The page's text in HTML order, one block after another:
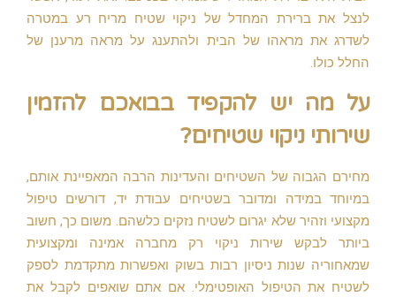
לנצל את ברירת המחדל של ניקוי שטיח מריח רע במטרה
לשדרג את מראהו של הבית ולהתענג על מראה מרענן של
החלל כולו.
על מה יש להקפיד בבואכם להזמין
שירותי ניקוי שטיחים?
מחירם הגבוה של השטיחים והעדינות הרבה המאפיינת אותם,
במיוחד במידה ומדובר בשטיחים עבודת יד, דורשים טיפול
מקצועי וזהיר שלא יגרום לשטיח נזקים כלשהם. משום כך, חשוב
ביותר לבקש שירות ניקוי רק מחברה אמינה ומקצועית
שמאחוריה שנות ניסיון רבות בשוק ואפשרות מתקדמת לספק
לשטיח את הטיפול האופטימלי. אם אתם שואפים לקבל את